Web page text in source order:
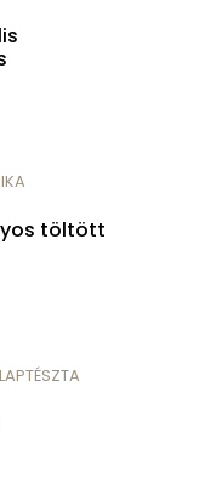
töltött